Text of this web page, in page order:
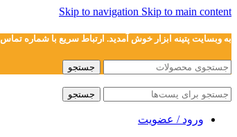
Skip to navigation Skip to main content
به وبسایت پتینه ابزار خوش آمدید. ارتباط سریع با شماره تماس 09119247624
جستجو
جستجو
ورود / عضویت